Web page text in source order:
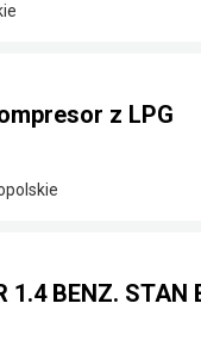
z LPG
1.4 BENZ. STAN